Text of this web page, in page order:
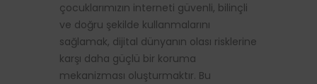
çocuklarımızın interneti güvenli, bilinçli
ve doğru şekilde kullanmalarını
sağlamak, dijital dünyanın olası risklerine
karşı daha güçlü bir koruma
mekanizması oluşturmaktır. Bu